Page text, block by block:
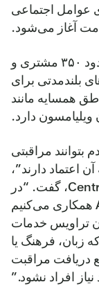
عوامل اجتماعی
آغاز می‌شود.
در سال ۲۰۲۵، ای ای سی ای به حدود ۳۵۰ مشتری و
بلندمدتی برای
همسایه مانند
دارد.
مراقبتی
اعتماد دارند”،
دکتر پاتریک لی، مدیرعامل Central Health، گفت. “در
Central Health مفتخریم که با AACHI همکاری می‌کنیم
تراویس خدمات
زبان، فرهنگ یا
دریافت مراقبت
افراد نشود.”